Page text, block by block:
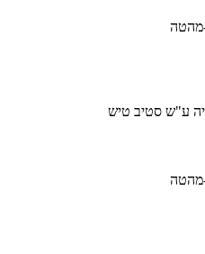
מהטה
ע"ש סטיב טיש
מהטה